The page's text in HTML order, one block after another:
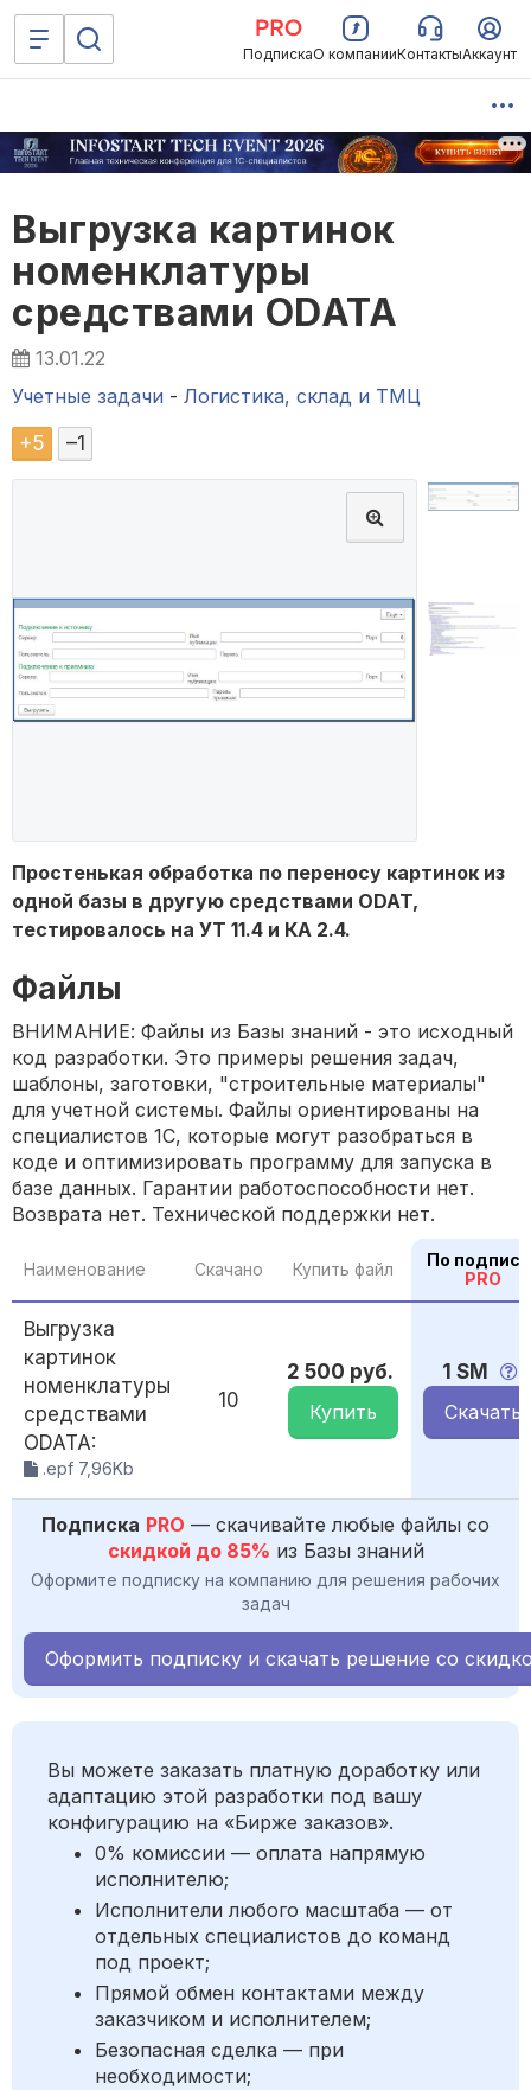
ПодпискаО компанииКонтактыАккаунт
Выгрузка картинок
номенклатуры
средствами ODATA
13.01.22
Учетные задачи - Логистика, склад и ТМЦ
+5 –1
Простенькая обработка по переносу картинок из
одной базы в другую средствами ODAT,
тестировалось на УТ 11.4 и КА 2.4.
Файлы
ВНИМАНИЕ: Файлы из Базы знаний - это исходный
код разработки. Это примеры решения задач,
шаблоны, заготовки, "строительные материалы"
для учетной системы. Файлы ориентированы на
специалистов 1С, которые могут разобраться в
коде и оптимизировать программу для запуска в
базе данных. Гарантии работоспособности нет.
Возврата нет. Технической поддержки нет.
Наименование Скачано Купить файл
По
PRO
Выгрузка
картинок
номенклатуры
средствами
ODATA:
.epf 7,96Kb
10
2 500 руб.
Купить
1 SM
Скачать
Подписка PRO — скачивайте любые файлы со
скидкой до 85% из Базы знаний
Оформите подписку на компанию для решения рабочих
задач
Оформить подписку и скачать решение со
Вы можете заказать платную доработку или
адаптацию этой разработки под вашу
конфигурацию на «Бирже заказов».
0% комиссии — оплата напрямую
исполнителю;
Исполнители любого масштаба — от
отдельных специалистов до команд
под проект;
Прямой обмен контактами между
заказчиком и исполнителем;
Безопасная сделка — при
необходимости;